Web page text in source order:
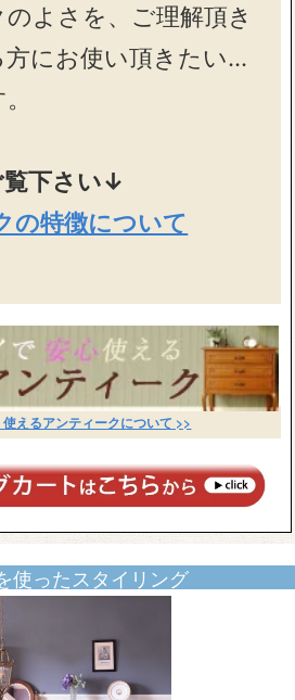
よさを、ご理解頂き
方にお使い頂きたい…
覧下さい↓
の特徴について
えるアンティークについて >>
使ったスタイリング